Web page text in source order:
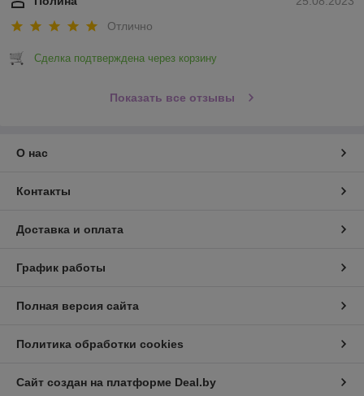
Отлично
Сделка подтверждена через корзину
Показать все отзывы
О нас
Контакты
Доставка и оплата
График работы
Полная версия сайта
Политика обработки cookies
Сайт создан на платформе Deal.by